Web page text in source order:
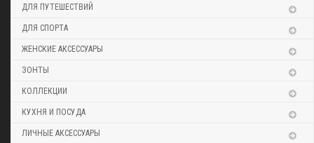
ДЛЯ ПУТЕШЕСТВИЙ
ДЛЯ СПОРТА
ЖЕНСКИЕ АКСЕССУАРЫ
ЗОНТЫ
КОЛЛЕКЦИИ
КУХНЯ И ПОСУДА
ЛИЧНЫЕ АКСЕССУАРЫ